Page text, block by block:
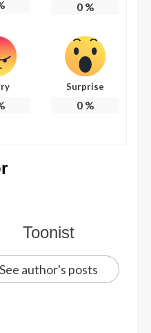
0%
Surprise
0%
Toonist
See author's posts